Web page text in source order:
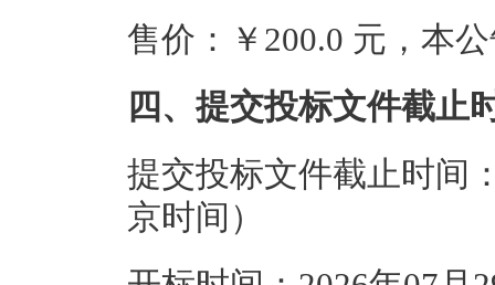
售价：￥200.0 元，本
四、提交投标文件截止
提交投标文件截止时间
京时间）